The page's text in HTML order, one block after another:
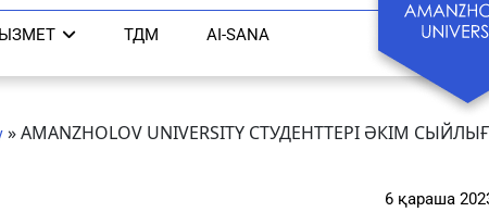
ТДМ AI-SANA
»AMANZHOLOV UNIVERSITY СТУДЕНТТЕРІ ӘКІМ
6 қараша